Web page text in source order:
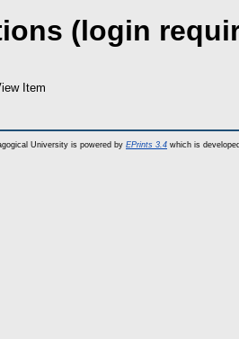
(login
Item
University is powered by EPrints 3.4 which is